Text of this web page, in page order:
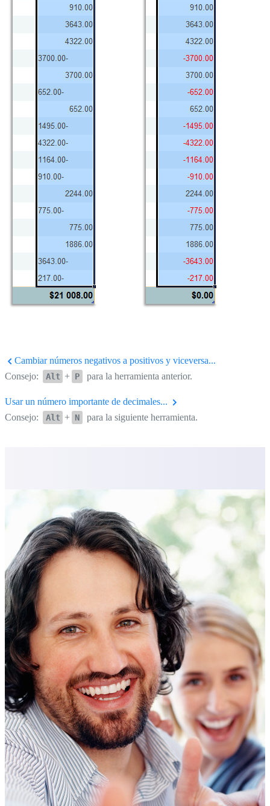
Cambiar números negativos a positivos y viceversa...
Consejo:
Alt + P para la herramienta anterior.
Usar un número importante de decimales...
Consejo:
Alt + N para la siguiente herramienta.